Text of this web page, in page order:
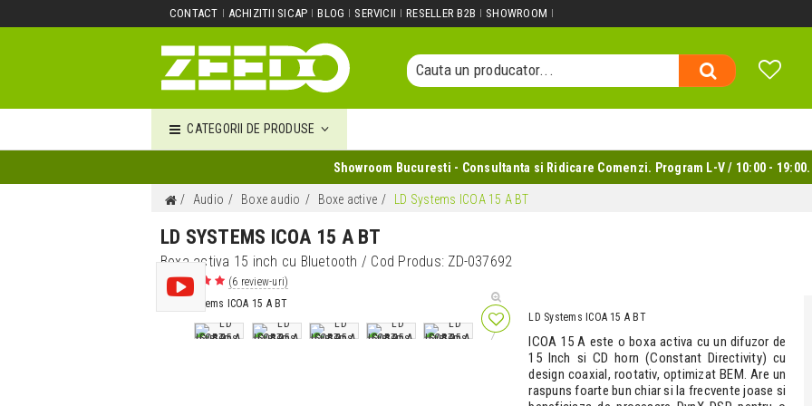
CONTACT ACHIZITII SICAP BLOG SERVICII RESELLER B2B SHOWROOM
Cauta un produs...
Cauta un producator...
CATEGORII DE PRODUSE
Showroom Bucuresti - Consultanta si Ridicare Comenzi. Program L-V / 10:00 -
Audio Boxe audio Boxe active LD Systems ICOA 15 A BT
LD SYSTEMS ICOA 15 A BT
Boxa activa 15 inch cu Bluetooth / Cod Produs: ZD-037692
(6 review-uri)
LD Systems ICOA 15 A BT
ICOA 15 A este o boxa activa cu un difuzor de
15 Inch si CD horn (Constant Directivity) cu
design coaxial, rootativ, optimizat BEM. Are un
raspuns foarte bun chiar si la frecvente joase si